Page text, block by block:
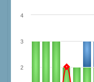
2
3
4